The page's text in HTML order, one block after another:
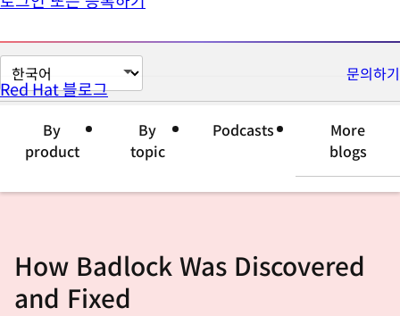
페
이
변
문의하기
Red Hat 블로그
By
product
By
topic
Podcasts
More
blogs
How Badlock Was Discovered
and Fixed